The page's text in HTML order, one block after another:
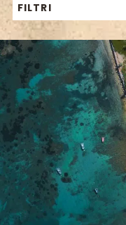
FILTRI